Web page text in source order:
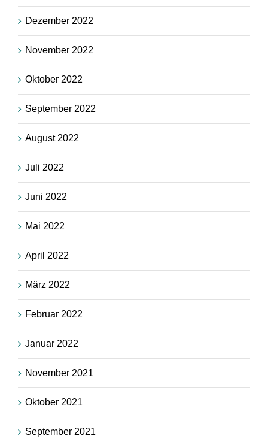
Dezember 2022
November 2022
Oktober 2022
September 2022
August 2022
Juli 2022
Juni 2022
Mai 2022
April 2022
März 2022
Februar 2022
Januar 2022
November 2021
Oktober 2021
September 2021